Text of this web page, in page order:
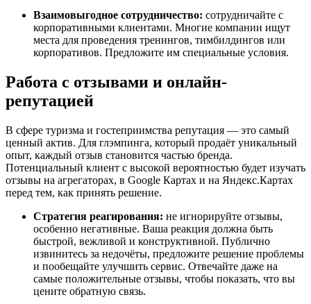
Взаимовыгодное сотрудничество: сотрудничайте с
корпоративными клиентами. Многие компании ищут
места для проведения тренингов, тимбилдингов или
корпоративов. Предложите им специальные условия.
Работа с отзывами и онлайн-
репутацией
В сфере туризма и гостеприимства репутация — это самый
ценный актив. Для глэмпинга, который продаёт уникальный
опыт, каждый отзыв становится частью бренда.
Потенциальный клиент с высокой вероятностью будет изучать
отзывы на агрегаторах, в Google Картах и на Яндекс.Картах
перед тем, как принять решение.
Стратегия реагирования: не игнорируйте отзывы,
особенно негативные. Ваша реакция должна быть
быстрой, вежливой и конструктивной. Публично
извинитесь за недочёты, предложите решение проблемы
и пообещайте улучшить сервис. Отвечайте даже на
самые положительные отзывы, чтобы показать, что вы
цените обратную связь.